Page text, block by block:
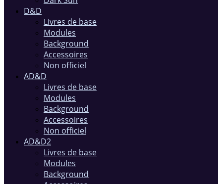
D&D
Livres de base
Modules
Background
Accessoires
Non officiel
AD&D
Livres de base
Modules
Background
Accessoires
Non officiel
AD&D2
Livres de base
Modules
Background